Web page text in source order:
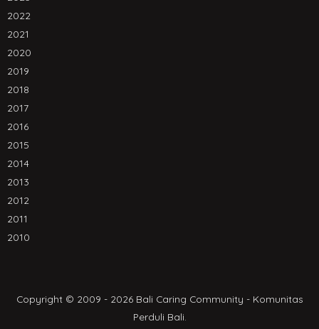
2022
2021
2020
2019
2018
2017
2016
2015
2014
2013
2012
2011
2010
Copyright © 2009 - 2026 Bali Caring Community - Komunitas
Perduli Bali.